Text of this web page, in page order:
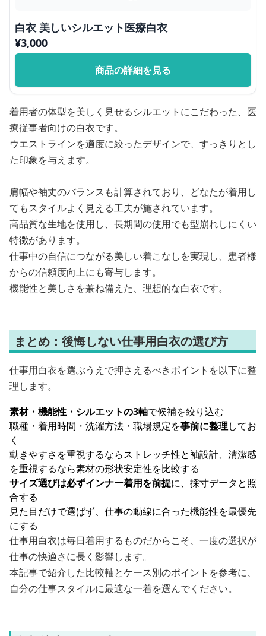
白衣 美しいシルエット医療白衣
¥3,000
商品の詳細を見る
着用者の体型を美しく見せるシルエットにこだわった、医
療従事者向けの白衣です。
ウエストラインを適度に絞ったデザインで、すっきりとし
た印象を与えます。
肩幅や袖丈のバランスも計算されており、どなたが着用し
てもスタイルよく見える工夫が施されています。
高品質な生地を使用し、長期間の使用でも型崩れしにくい
特徴があります。
仕事中の自信につながる美しい着こなしを実現し、患者様
からの信頼度向上にも寄与します。
機能性と美しさを兼ね備えた、理想的な白衣です。
まとめ：後悔しない仕事用白衣の選び方
仕事用白衣を選ぶうえで押さえるべきポイントを以下に整
理します。
素材・機能性・シルエットの3軸で候補を絞り込む
職種・着用時間・洗濯方法・職場規定を事前に整理してお
く
動きやすさを重視するならストレッチ性と袖設計、清潔感
を重視するなら素材の形状安定性を比較する
サイズ選びは必ずインナー着用を前提に、採寸データと照
合する
見た目だけで選ばず、仕事の動線に合った機能性を最優先
にする
仕事用白衣は毎日着用するものだからこそ、一度の選択が
仕事の快適さに長く影響します。
本記事で紹介した比較軸とケース別のポイントを参考に、
自分の仕事スタイルに最適な一着を選んでください。